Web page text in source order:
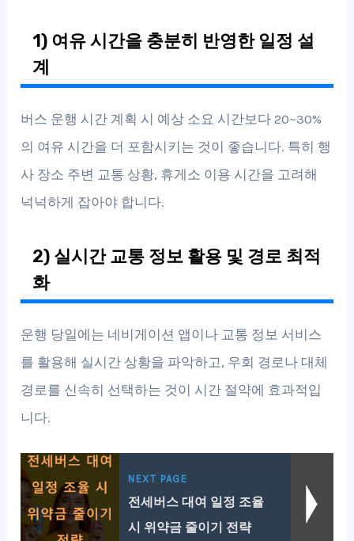
1) 여유 시간을 충분히 반영한 일정 설
계
버스 운행 시간 계획 시 예상 소요 시간보다 20~30%
의 여유 시간을 더 포함시키는 것이 좋습니다. 특히 행
사 장소 주변 교통 상황, 휴게소 이용 시간을 고려해
넉넉하게 잡아야 합니다.
2) 실시간 교통 정보 활용 및 경로 최적
화
운행 당일에는 네비게이션 앱이나 교통 정보 서비스
를 활용해 실시간 상황을 파악하고, 우회 경로나 대체
경로를 신속히 선택하는 것이 시간 절약에 효과적입
니다.
NEXT PAGE
전세버스 대여 일정 조율
시 위약금 줄이기 전략